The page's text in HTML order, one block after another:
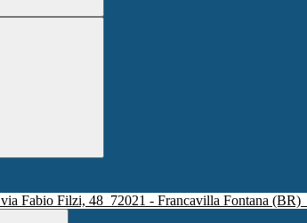
via Fabio Filzi, 48 72021 - Francavilla Fontana (BR)